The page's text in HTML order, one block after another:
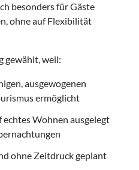
besonders für Gäste
ohne auf Flexibilität
gewählt, weil:
ausgewogenen
ermöglicht
Wohnen ausgelegt
ohne Zeitdruck geplant